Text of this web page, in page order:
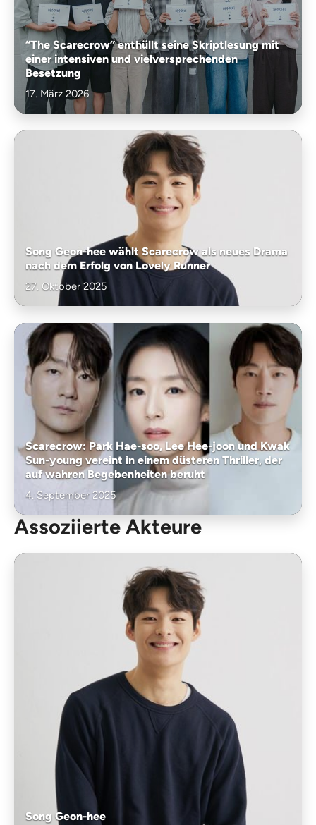
“The Scarecrow” enthüllt seine Skriptlesung mit
einer intensiven und vielversprechenden
Besetzung
17. März 2026
Song Geon-hee wählt Scarecrow als neues Drama
nach dem Erfolg von Lovely Runner
27. Oktober 2025
Scarecrow: Park Hae-soo, Lee Hee-joon und Kwak
Sun-young vereint in einem düsteren Thriller, der
auf wahren Begebenheiten beruht
4. September 2025
Assoziierte Akteure
Song Geon-hee